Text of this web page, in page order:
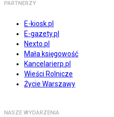
PARTNERZY
E-kiosk.pl
E-gazety.pl
Nexto.pl
Mała księgowość
Kancelarierp.pl
Wieści Rolnicze
Życie Warszawy
NASZE WYDARZENIA